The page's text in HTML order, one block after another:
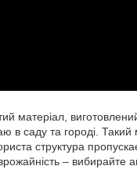
матеріал,
саду та городі. Такий
структура
– вибирайте